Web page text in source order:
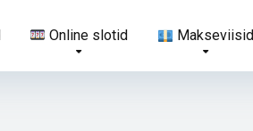
Online slotid Makseviisid